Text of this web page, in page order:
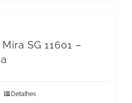
SG 11601 –
Detalhes